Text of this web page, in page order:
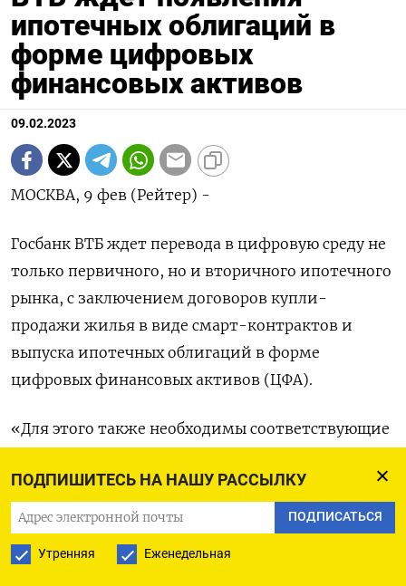
ПОДПИШИТЕСЬ НА НАШУ РАССЫЛКУ
ПОДПИСАТЬСЯ
Утренняя Еженедельная
ипотечных облигаций в
форме цифровых
финансовых активов
09.02.2023
МОСКВА, 9 фев (Рейтер) -
Госбанк ВТБ ждет перевода в цифровую среду не
только первичного, но и вторичного ипотечного
рынка, с заключением договоров купли-
продажи жилья в виде смарт-контрактов и
выпуска ипотечных облигаций в форме
цифровых финансовых активов (ЦФА).
«Для этого также необходимы соответствующие
Андрей Сучков, глава управления
секьюритизации ВТБ, выступая на Российском
ипотечном конгрессе.